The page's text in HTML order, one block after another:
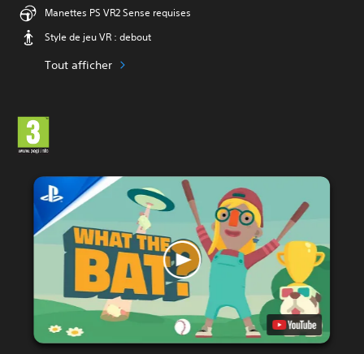
Manettes PS VR2 Sense requises
Style de jeu VR : debout
Tout afficher